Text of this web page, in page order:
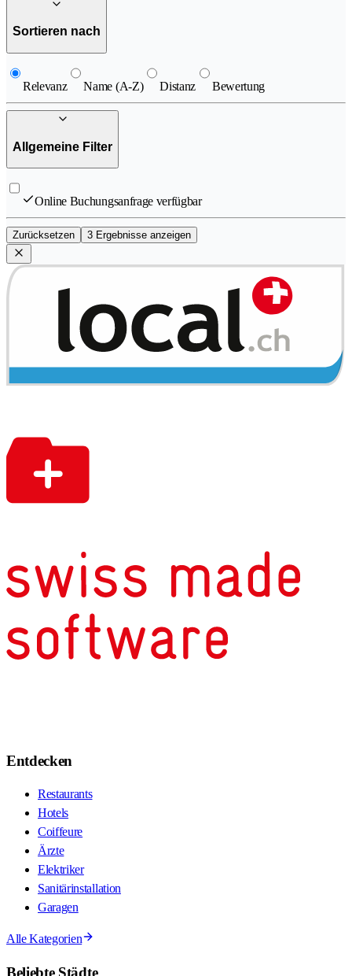
Sortieren nach
Relevanz Name (A-Z) Distanz Bewertung
Allgemeine Filter
Online Buchungsanfrage verfügbar
Zurücksetzen 3 Ergebnisse anzeigen
Entdecken
Restaurants
Hotels
Coiffeure
Ärzte
Elektriker
Sanitärinstallation
Garagen
Alle Kategorien
Beliebte Städte